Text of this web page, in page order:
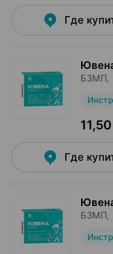
Где
БЗМП
Где
БЗМП